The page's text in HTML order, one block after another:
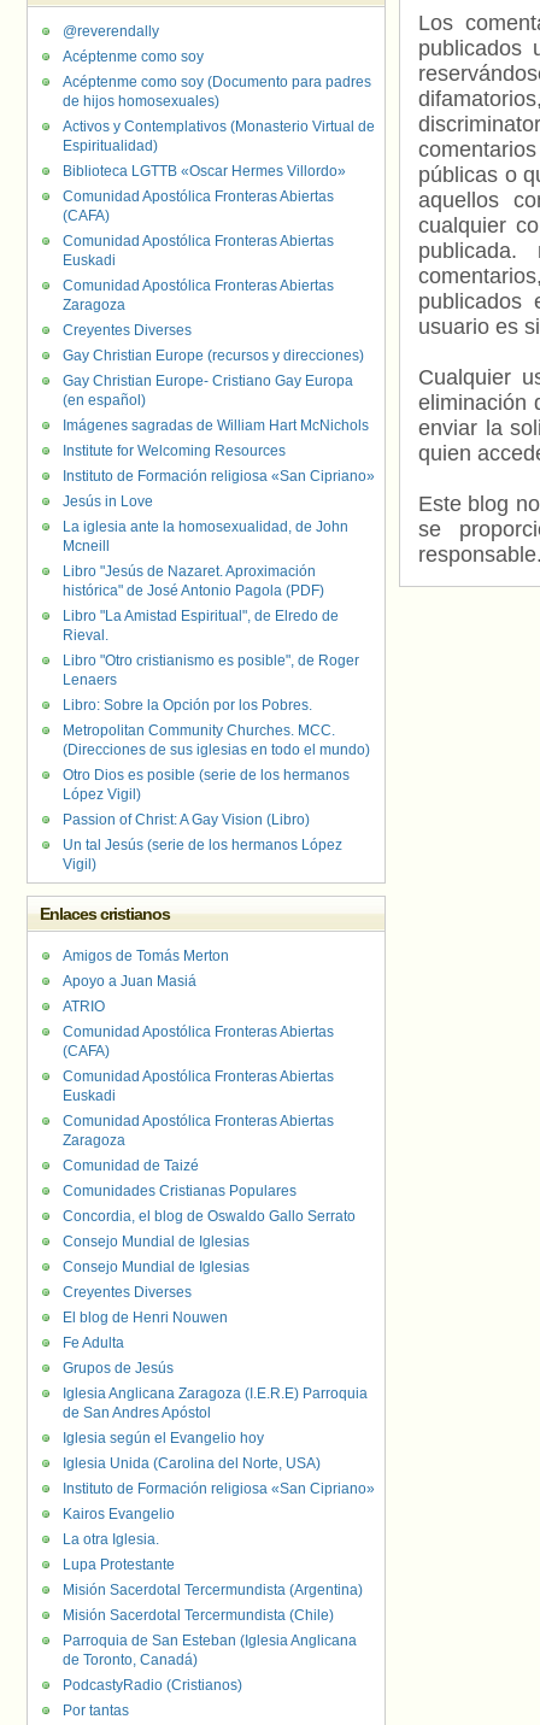
Los
publicados
públicas o
aquellos
cualquier
usuario es
Cualquier
eliminación
enviar la
quien
Este blog
se
@reverendally
Acéptenme como soy
Acéptenme como soy (Documento para padres
de hijos homosexuales)
Activos y Contemplativos (Monasterio Virtual de
Espiritualidad)
Biblioteca LGTTB «Oscar Hermes Villordo»
Comunidad Apostólica Fronteras Abiertas
(CAFA)
Comunidad Apostólica Fronteras Abiertas
Euskadi
Comunidad Apostólica Fronteras Abiertas
Zaragoza
Creyentes Diverses
Gay Christian Europe (recursos y direcciones)
Gay Christian Europe- Cristiano Gay Europa
(en español)
Imágenes sagradas de William Hart McNichols
Institute for Welcoming Resources
Instituto de Formación religiosa «San Cipriano»
Jesús in Love
La iglesia ante la homosexualidad, de John
Mcneill
Libro "Jesús de Nazaret. Aproximación
histórica" de José Antonio Pagola (PDF)
Libro "La Amistad Espiritual", de Elredo de
Rieval.
Libro "Otro cristianismo es posible", de Roger
Lenaers
Libro: Sobre la Opción por los Pobres.
Metropolitan Community Churches. MCC.
(Direcciones de sus iglesias en todo el mundo)
Otro Dios es posible (serie de los hermanos
López Vigil)
Passion of Christ: A Gay Vision (Libro)
Un tal Jesús (serie de los hermanos López
Vigil)
Enlaces cristianos
Amigos de Tomás Merton
Apoyo a Juan Masiá
ATRIO
Comunidad Apostólica Fronteras Abiertas
(CAFA)
Comunidad Apostólica Fronteras Abiertas
Euskadi
Comunidad Apostólica Fronteras Abiertas
Zaragoza
Comunidad de Taizé
Comunidades Cristianas Populares
Concordia, el blog de Oswaldo Gallo Serrato
Consejo Mundial de Iglesias
Consejo Mundial de Iglesias
Creyentes Diverses
El blog de Henri Nouwen
Fe Adulta
Grupos de Jesús
Iglesia Anglicana Zaragoza (I.E.R.E) Parroquia
de San Andres Apóstol
Iglesia según el Evangelio hoy
Iglesia Unida (Carolina del Norte, USA)
Instituto de Formación religiosa «San Cipriano»
Kairos Evangelio
La otra Iglesia.
Lupa Protestante
Misión Sacerdotal Tercermundista (Argentina)
Misión Sacerdotal Tercermundista (Chile)
Parroquia de San Esteban (Iglesia Anglicana
de Toronto, Canadá)
PodcastyRadio (Cristianos)
Por tantas